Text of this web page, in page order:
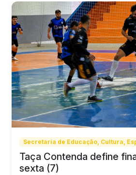
Secretaria de Educação, Cultura,
Taça Contenda define
sexta (7)